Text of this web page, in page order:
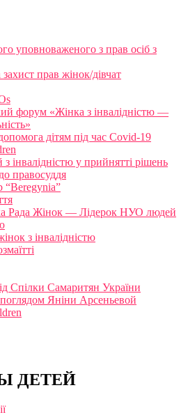
уповноваженого з прав осіб з
прав жінок/дівчат
форум «Жінка з інвалідністю —
дітям під час Covid-19
інвалідністю у прийнятті рішень
правосуддя
“Beregynia”
Рада Жінок — Лідерок НУО людей
з інвалідністю
Спілки Самаритян України
Яніни Арсеньевой
ДЕТЕЙ